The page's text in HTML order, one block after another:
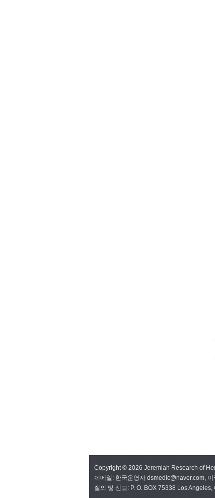
Copyright © 2026 Jeremiah Research of
이메일: 한국운영자 dsmedic@naver.com,
질의 및 신고: P. O. BOX 75338 Los